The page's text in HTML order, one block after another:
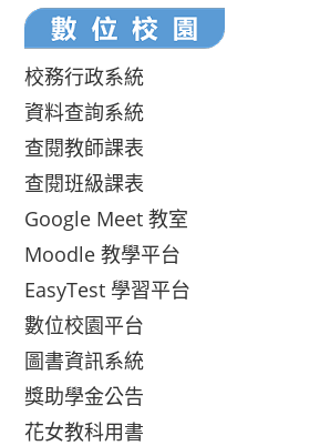
校務行政系統
資料查詢系統
查閱教師課表
查閱班級課表
Google Meet 教室
Moodle 教學平台
EasyTest 學習平台
數位校園平台
圖書資訊系統
獎助學金公告
花女教科用書